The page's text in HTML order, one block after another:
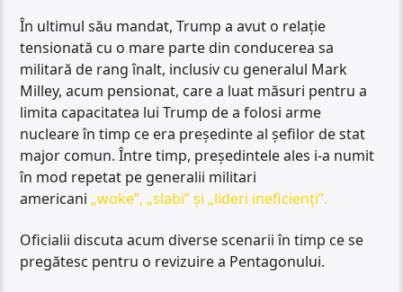
În ultimul său mandat, Trump a avut o relație
tensionată cu o mare parte din conducerea sa
militară de rang înalt, inclusiv cu generalul Mark
Milley, acum pensionat, care a luat măsuri pentru a
limita capacitatea lui Trump de a folosi arme
nucleare în timp ce era președinte al șefilor de stat
major comun. Între timp, președintele ales i-a numit
în mod repetat pe generalii militari
americani „woke”, „slabi” și „lideri ineficienți”.
Oficialii discuta acum diverse scenarii în timp ce se
pregătesc pentru o revizuire a Pentagonului.